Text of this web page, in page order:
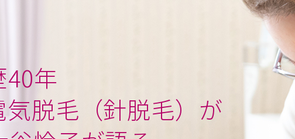
さとう式リンパケア
年
脱毛（針脱毛）が